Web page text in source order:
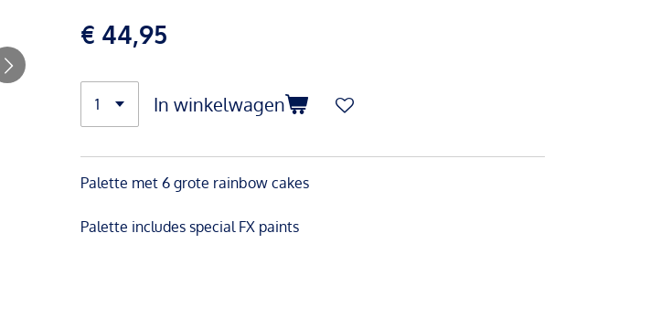
€ 44,95
In winkelwagen
Palette met 6 grote rainbow cakes
Palette includes special FX paints